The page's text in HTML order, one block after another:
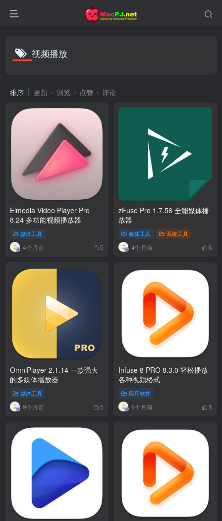
视频播放
排序 更新 浏览 点赞 评论
Elmedia Video Player Pro
8.24 多功能视频播放器
媒体工具
4个月前 5
zFuse Pro 1.7.56 全能媒体播
放器
媒体工具 系统工具
4个月前 6
OmniPlayer 2.1.14 一款强大
的多媒体播放器
媒体工具
9个月前 5
Infuse 8 PRO 8.3.0 轻松播放
各种视频格式
应用软件
9个月前 5